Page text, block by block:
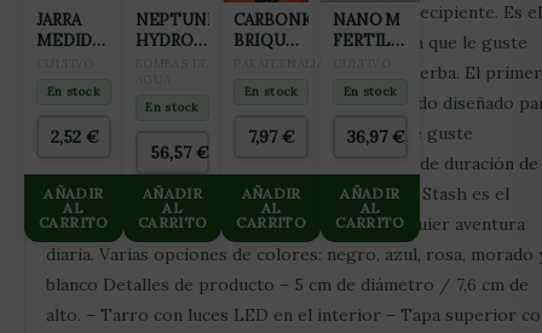
inspeccionar sus mezclas legales sin abrir su recipiente. Es el
escondite perfecto para cualquier persona a la que le guste
echar un vistazo más de cerca a su preciosa hierba. El primer
frasco con lupa de bolsillo recargable del mundo diseñado
cualquier persona que esté en movimiento y le guste
inspeccionar sus medicamentos. Con 12 horas de duración de
batería y un sello hermético, el Smokus Focus Stash es el
frasco de exhibición definitivo listo para cualquier aventura
diaria. Varias opciones de colores: negro, azul, rosa, morado
blanco Detalles de producto – 5 cm de diámetro / 7,6 cm de
alto. – Tarro con luces LED en el interior – Tapa superior
JARRA
MEDIDORA
En stock
2,52 €
AÑADIR
AL
CARRITO
NEPTUNE
HYDROPONICS
NH-11000
En stock
56,57€
AÑADIR
AL
CARRITO
CARBONKO
BRIQUETAS
BOLSA
3KG
En stock
7,97€
AÑADIR
AL
CARRITO
NANO M
FERTILIZANTE
ONE
PARA
DE
10L
En stock
36,97€
AÑADIR
AL
CARRITO